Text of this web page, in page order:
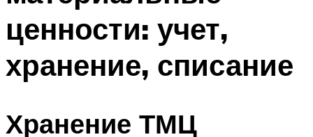
ценности: учет,
хранение, списание
Хранение ТМЦ